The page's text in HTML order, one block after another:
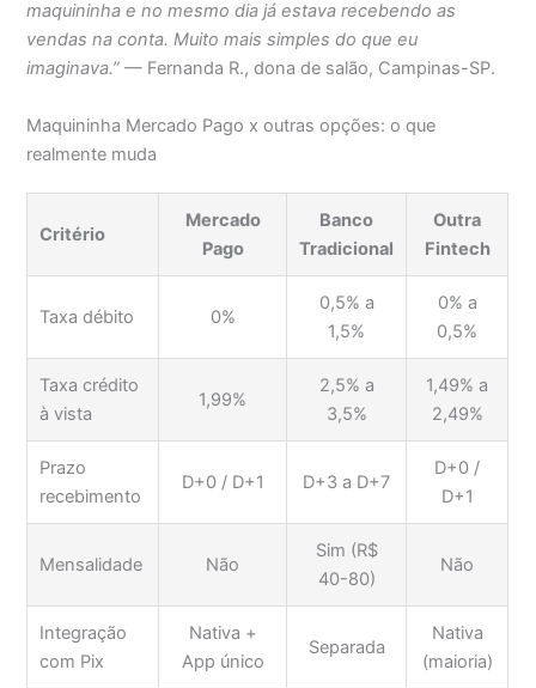
maquininha e no mesmo dia já estava recebendo as
vendas na conta. Muito mais simples do que eu
imaginava.” — Fernanda R., dona de salão, Campinas-SP.
Maquininha Mercado Pago x outras opções: o que
realmente muda
Critério
Mercado
Pago
Banco
Tradicional
Outra
Fintech
Taxa débito 0%
0,5% a
1,5%
0% a
0,5%
Taxa crédito
à vista
1,99%
2,5% a
3,5%
1,49% a
2,49%
Prazo
recebimento
D+0 / D+1 D+3 a D+7
D+0 /
D+1
Mensalidade Não
Sim (R$
40-80)
Não
Integração
com Pix
Nativa +
App único
Separada
Nativa
(maioria)